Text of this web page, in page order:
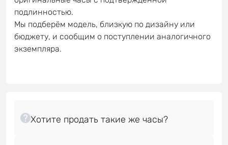
подлинностью.
Мы подберём модель, близкую по дизайну или
бюджету, и сообщим о поступлении аналогичного
экземпляра.